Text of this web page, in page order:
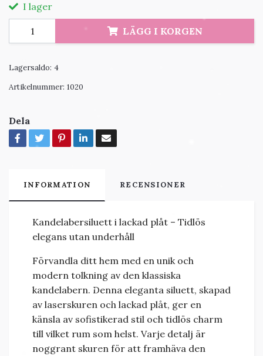
I lager
LÄGG I KORGEN
Lagersaldo: 4
Artikelnummer: 1020
Dela
INFORMATION RECENSIONER
Kandelabersiluett i lackad plåt – Tidlös
elegans utan underhåll
Förvandla ditt hem med en unik och
modern tolkning av den klassiska
kandelabern. Denna eleganta siluett, skapad
av laserskuren och lackad plåt, ger en
känsla av sofistikerad stil och tidlös charm
till vilket rum som helst. Varje detalj är
noggrant skuren för att framhäva den